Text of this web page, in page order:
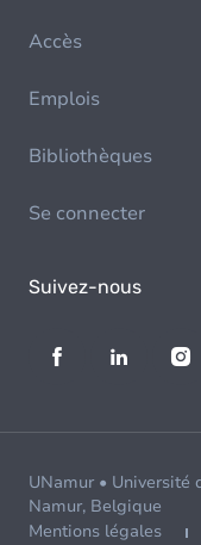
Accès
Emplois
Bibliothèques
Se connecter
Suivez-nous
UNamur • Université
Namur, Belgique
Mentions légales